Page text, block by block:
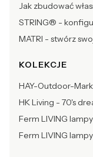
Jak zbudować
STRING® -
MATRI - stwórz
KOLEKCJE
HAY-Outdoor-
HK Living - 70's
Ferm LIVING
Ferm LIVING